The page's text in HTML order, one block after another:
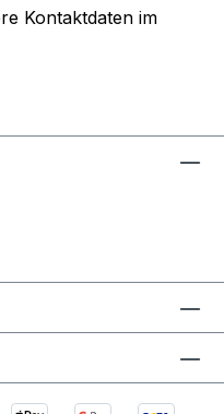
Kontaktdaten im